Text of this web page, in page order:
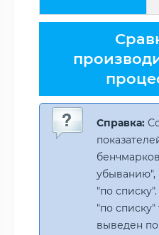
Справка:
убыванию",
"по
"по
выведен